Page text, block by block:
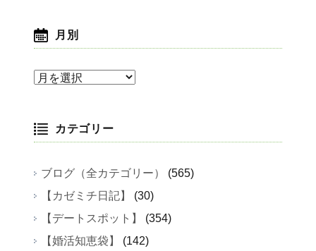
月別
月
カテゴリー
ブログ（全カテゴリー）
(565)
【カゼミチ日記】
(30)
【デートスポット】
(354)
【婚活知恵袋】
(142)